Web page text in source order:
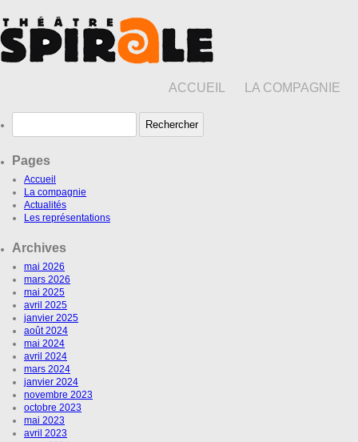
ACCUEIL LA COMPAGNIE
Pages
Accueil
La compagnie
Actualités
Les représentations
Archives
mai 2026
mars 2026
mai 2025
avril 2025
janvier 2025
août 2024
mai 2024
avril 2024
mars 2024
janvier 2024
novembre 2023
octobre 2023
mai 2023
avril 2023